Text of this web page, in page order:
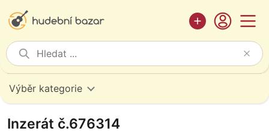
Výběr kategorie
Inzerát č.676314